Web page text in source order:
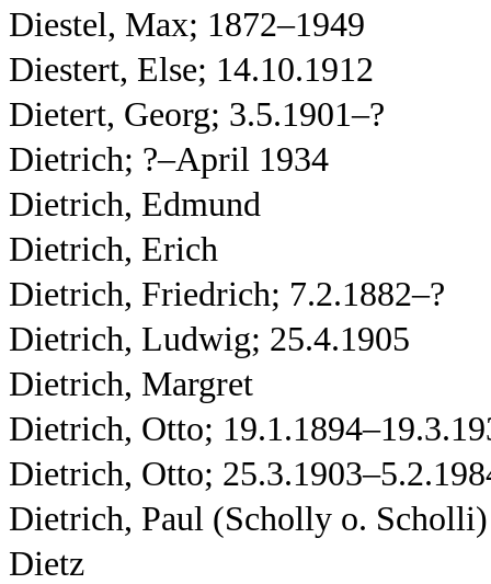
Diestel, Max; 1872–1949
Diestert, Else; 14.10.1912
Dietert, Georg; 3.5.1901–?
Dietrich; ?–April 1934
Dietrich, Edmund
Dietrich, Erich
Dietrich, Friedrich; 7.2.1882–?
Dietrich, Ludwig; 25.4.1905
Dietrich, Margret
Dietrich, Otto;
Dietrich, Otto;
Dietrich, Paul (Scholly o. Scholli)
Dietz